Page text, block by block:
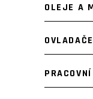
OLEJE A
OVLADAČE